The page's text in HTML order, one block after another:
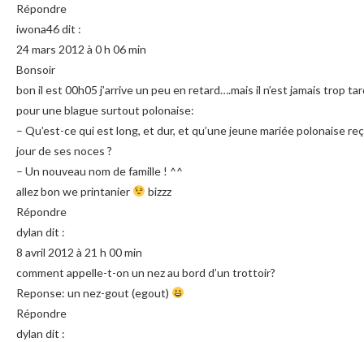
Répondre
iwona46 dit :
24 mars 2012 à 0 h 06 min
Bonsoir
bon il est 00h05 j’arrive un peu en retard….mais il n’est jamais trop
pour une blague surtout polonaise:
– Qu’est-ce qui est long, et dur, et qu’une jeune mariée polonaise
jour de ses noces ?
– Un nouveau nom de famille ! ^^
allez bon we printanier
bizzz
Répondre
dylan dit :
8 avril 2012 à 21 h 00 min
comment appelle-t-on un nez au bord d’un trottoir?
Reponse: un nez-gout (egout)
Répondre
dylan dit :